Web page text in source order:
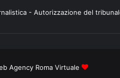
- Autorizzazione del
Agency Roma Virtuale